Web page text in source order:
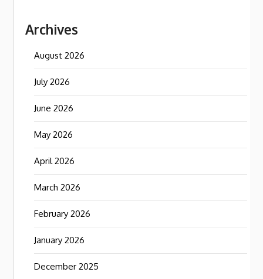
Archives
August 2026
July 2026
June 2026
May 2026
April 2026
March 2026
February 2026
January 2026
December 2025